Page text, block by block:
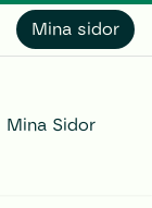
Mina sidor
Mina Sidor